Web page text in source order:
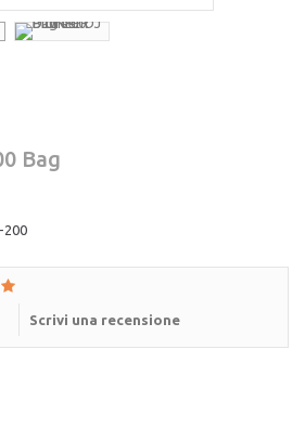
Bag
200
Scrivi una recensione